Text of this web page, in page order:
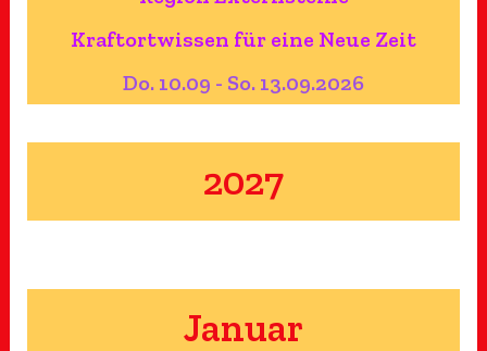
Kraftortwissen für eine Neue Zeit
Do. 10.09 - So. 13.09.2026
2027
Januar